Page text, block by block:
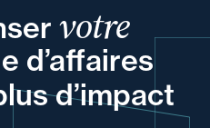
votre
d’affaires
d’impact
vos
ouvos
vos